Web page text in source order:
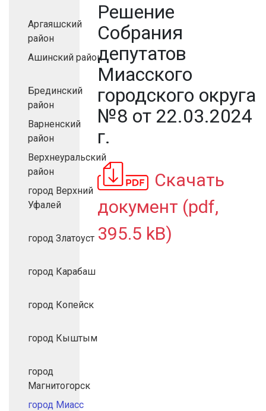
Аргаяшский
район
Ашинский район
Брединский
район
Варненский
район
Верхнеуральский
район
город Верхний
Уфалей
город Златоуст
город Карабаш
город Копейск
город Кыштым
город
Магнитогорск
город Миасс
Решение
Собрания
депутатов
Миасского
городского округа
№8 от 22.03.2024
г.
Скачать
документ (pdf,
395.5 kB)